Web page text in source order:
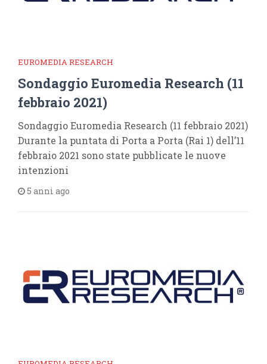
EUROMEDIA RESEARCH
Sondaggio Euromedia Research (11
febbraio 2021)
Sondaggio Euromedia Research (11 febbraio 2021)
Durante la puntata di Porta a Porta (Rai 1) dell’11
febbraio 2021 sono state pubblicate le nuove
intenzioni
5 anni ago